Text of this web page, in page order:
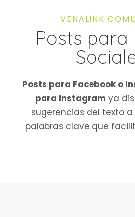
VENALINK
Posts para
Posts para Facebook o
para Instagram ya
sugerencias del texto
palabras clave que